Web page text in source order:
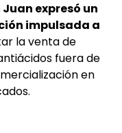
expresó un
impulsada a
la venta de
fuera de
en